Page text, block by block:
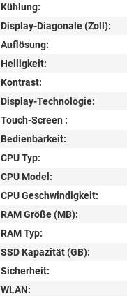
Kühlung:
Display-Diagonale (Zoll):
Auflösung:
Helligkeit:
Kontrast:
Display-Technologie:
Touch-Screen :
Bedienbarkeit:
CPU Typ:
CPU Model:
CPU Geschwindigkeit:
RAM Größe (MB):
RAM Typ:
SSD Kapazität (GB):
Sicherheit:
WLAN: